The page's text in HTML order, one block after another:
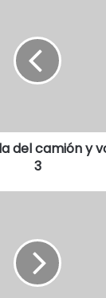
del camión y
3